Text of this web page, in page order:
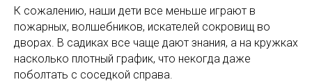
К сожалению, наши дети все меньше играют в
пожарных, волшебников, искателей сокровищ во
дворах. В садиках все чаще дают знания, а на кружках
насколько плотный график, что некогда даже
поболтать с соседкой справа.